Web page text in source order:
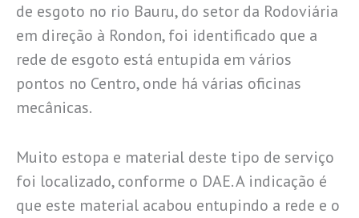
de esgoto no rio Bauru, do setor da Rodoviária
em direção à Rondon, foi identificado que a
rede de esgoto está entupida em vários
pontos no Centro, onde há várias oficinas
mecânicas.
Muito estopa e material deste tipo de serviço
foi localizado, conforme o DAE. A indicação é
que este material acabou entupindo a rede e o